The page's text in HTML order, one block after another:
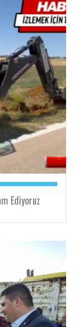
Ediyoruz